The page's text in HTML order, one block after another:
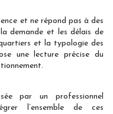
et ne répond pas à des
demande et les délais de
et la typologie des
une lecture précise du
par un professionnel
l’ensemble de ces